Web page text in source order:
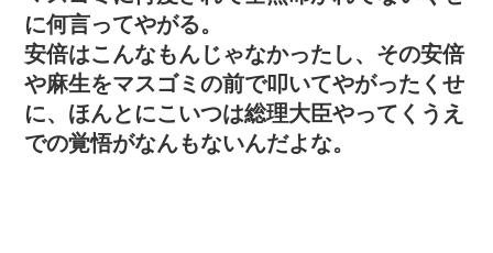
に何言ってやがる。
安倍はこんなもんじゃなかったし、その安倍
や麻生をマスゴミの前で叩いてやがったくせ
に、ほんとにこいつは総理大臣やってくうえ
での覚悟がなんもないんだよな。